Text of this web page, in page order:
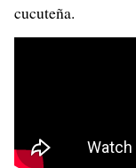
cucuteña.